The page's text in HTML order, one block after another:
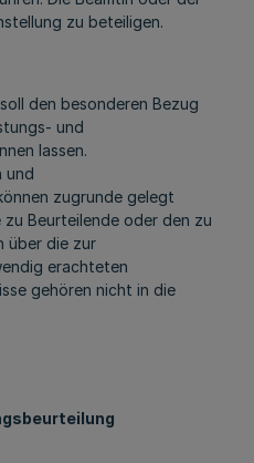
zu beteiligen.
den besonderen Bezug
und
lassen.
und
zugrunde gelegt
Beurteilende oder den zu
über die zur
erachteten
gehören nicht in die